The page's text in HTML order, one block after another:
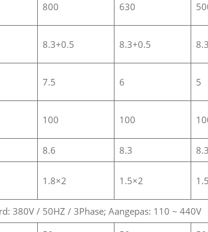
800 630
8.3+0.5 8.3+0.5
7.5 6 5
100 100
8.6 8.3 8.3
1.8×2 1.5×2
380V / 50HZ / 3Phase; Aangepas: 110 ~ 440V